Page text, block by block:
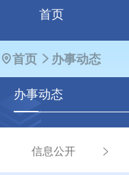
首页
首页 办事动态
办事动态
信息公开